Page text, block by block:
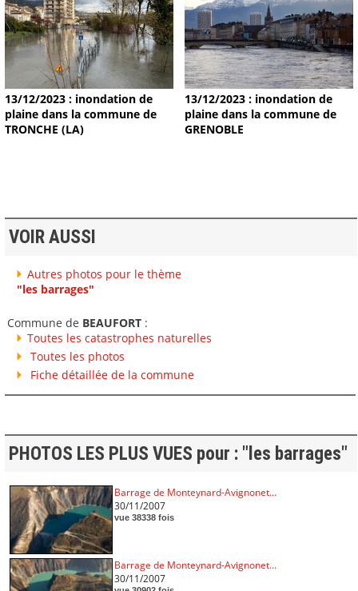
13/12/2023 : inondation de
plaine dans la commune de
TRONCHE (LA)
13/12/2023 : inondation de
plaine dans la commune de
GRENOBLE
VOIR AUSSI
Autres photos pour le thème
"les barrages"
Commune de BEAUFORT:
Toutes les catastrophes naturelles
Toutes les photos
Fiche détaillée de la commune
PHOTOS LES PLUS VUES pour : "les barrages"
Barrage de Monteynard-Avignonet...
30/11/2007
vue 38338 fois
Barrage de Monteynard-Avignonet...
30/11/2007